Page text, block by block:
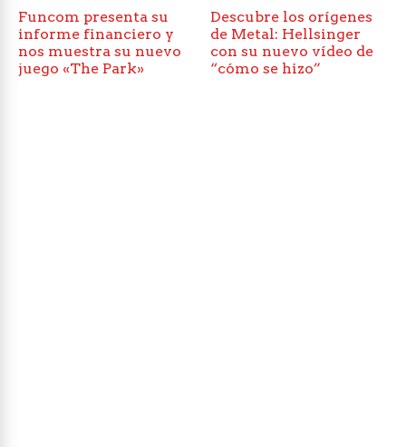
Funcom presenta su
informe financiero y
nos muestra su nuevo
juego «The Park»
Descubre los orígenes
de Metal: Hellsinger
con su nuevo vídeo de
“cómo se hizo”